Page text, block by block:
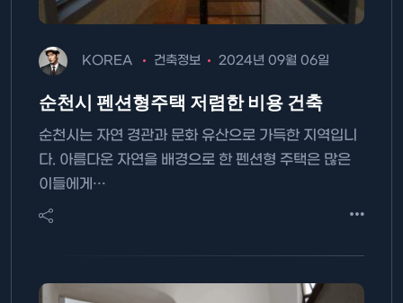
KOREA 건축정보 2024년 09월 06일
순천시 펜션형주택 저렴한 비용 건축
순천시는 자연 경관과 문화 유산으로 가득한 지역입니
다. 아름다운 자연을 배경으로 한 펜션형 주택은 많은
이들에게…